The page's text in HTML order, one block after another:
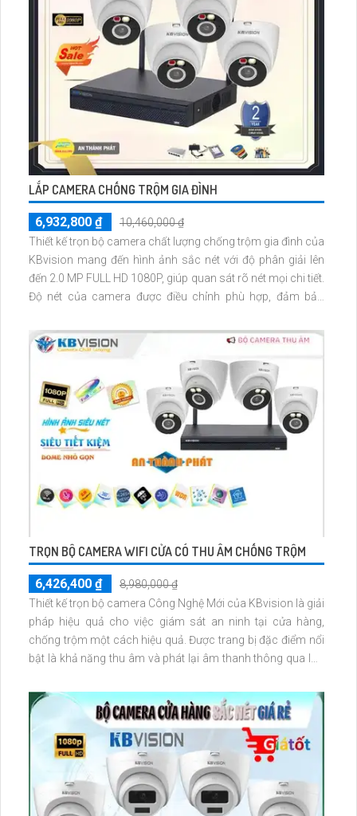
LẮP CAMERA CHỐNG TRỘM GIA ĐÌNH
6,932,800 ₫
10,460,000 ₫
Thiết kế trọn bộ camera chất lượng chống trộm gia đình của
KBvision mang đến hình ảnh sắc nét với độ phân giải lên
đến 2.0 MP FULL HD 1080P, giúp quan sát rõ nét mọi chi tiết.
Độ nét của camera được điều chỉnh phù hợp, đảm bảo
TRỌN BỘ CAMERA WIFI CỬA CÓ THU ÂM CHỐNG TRỘM
6,426,400 ₫
8,980,000 ₫
Thiết kế trọn bộ camera Công Nghệ Mới của KBvision là giải
pháp hiệu quả cho việc giám sát an ninh tại cửa hàng,
chống trộm một cách hiệu quả. Được trang bị đặc điểm nổi
bật là khả năng thu âm và phát lại âm thanh thông qua loa
tình hình một cách linh hoạt